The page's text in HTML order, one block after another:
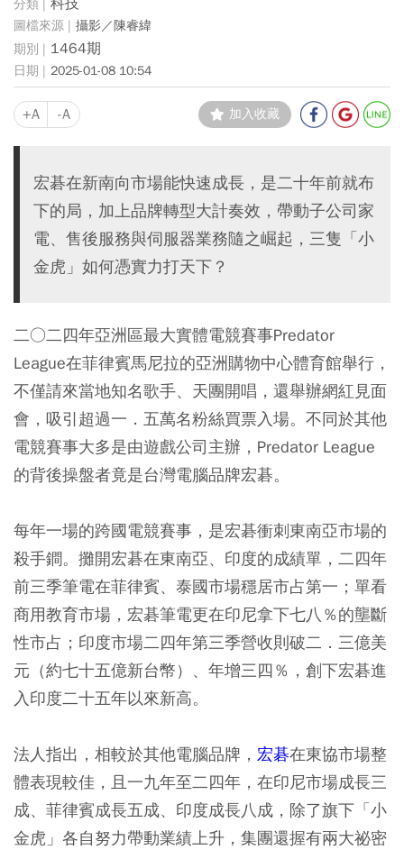
攝影／陳睿緯
1464期
2025-01-08 10:54
+A -A 加入收藏
宏碁在新南向市場能快速成長，是二十年前就布
下的局，加上品牌轉型大計奏效，帶動子公司家
電、售後服務與伺服器業務隨之崛起，三隻「小
金虎」如何憑實力打天下？
二○二四年亞洲區最大實體電競賽事Predator
League在菲律賓馬尼拉的亞洲購物中心體育館舉行，
不僅請來當地知名歌手、天團開唱，還舉辦網紅見面
會，吸引超過一．五萬名粉絲買票入場。不同於其他
電競賽事大多是由遊戲公司主辦，Predator League
的背後操盤者竟是台灣電腦品牌宏碁。
每年一場的跨國電競賽事，是宏碁衝刺東南亞市場的
殺手鐧。攤開宏碁在東南亞、印度的成績單，二四年
前三季筆電在菲律賓、泰國市場穩居市占第一；單看
商用教育市場，宏碁筆電更在印尼拿下七八％的壟斷
性市占；印度市場二四年第三季營收則破二．三億美
元（約七十五億新台幣）、年增三四％，創下宏碁進
入印度二十五年以來新高。
法人指出，相較於其他電腦品牌， 宏碁在東協市場整
體表現較佳，且一九年至二四年，在印尼市場成長三
成、菲律賓成長五成、印度成長八成，除了旗下「小
金虎」各自努力帶動業績上升，集團還握有兩大祕密